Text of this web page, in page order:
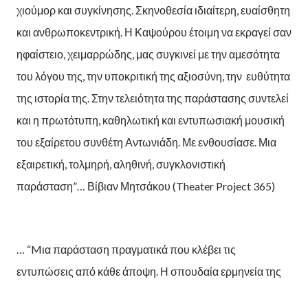
χιούμορ και συγκίνησης. Σκηνοθεσία ιδιαίτερη, ευαίσθητη
και ανθρωποκεντρική. Η Καψούρου έτοιμη να εκραγεί σαν
ηφαίστειο, χειμαρρώδης, μας συγκινεί με την αμεσότητα
του λόγου της, την υποκριτική της αξιοσύνη, την ευθύτητα
της ιστορία της. Στην τελειότητα της παράστασης συντελεί
και η πρωτότυπη, καθηλωτική και εντυπωσιακή μουσική
του εξαίρετου συνθέτη Αντωνιάδη. Με ενθουσίασε. Μια
εξαιρετική, τολμηρή, αληθινή, συγκλονιστική
παράσταση”… Βίβιαν Μητσάκου (Theater Project 365)
… “Mια παράσταση πραγματικά που κλέβει τις
εντυπώσεις από κάθε άποψη. Η σπουδαία ερμηνεία της